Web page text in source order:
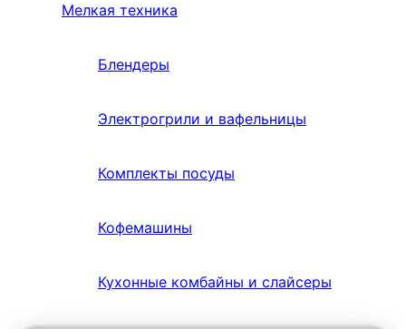
Мелкая техника
Блендеры
Электрогрили и вафельницы
Комплекты посуды
Кофемашины
Кухонные комбайны и слайсеры